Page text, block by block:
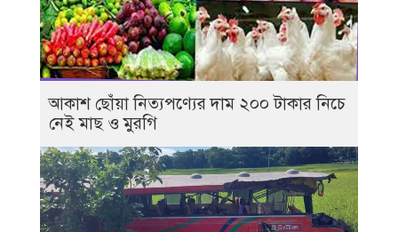
আকাশ ছোঁয়া নিত্যপণ্যের দাম ২০০ টাকার নিচে
নেই মাছ ও মুরগি